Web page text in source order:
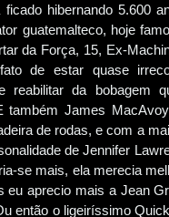
ficado hibernando 5.600
guatemalteco, hoje
da Força, 15, Ex-
de estar quase
reabilitar da bobagem
também James
de rodas, e com a
de Jennifer
se mais, ela merecia
eu aprecio mais a Jean
então o ligeiríssimo